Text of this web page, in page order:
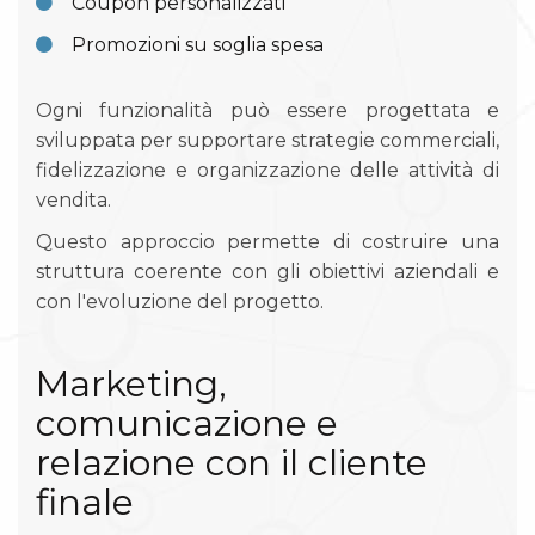
Promozioni su soglia spesa
Ogni funzionalità può essere progettata e
sviluppata per supportare strategie commerciali,
fidelizzazione e organizzazione delle attività di
vendita.
Questo approccio permette di costruire una
struttura coerente con gli obiettivi aziendali e
con l'evoluzione del progetto.
Marketing,
comunicazione e
relazione con il cliente
finale